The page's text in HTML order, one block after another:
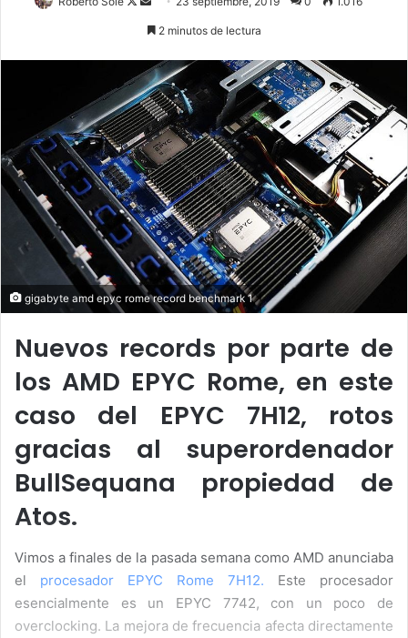
o
w
o
n
X
e
d
a
n
e
m
a
i
l
2 minutos de lectura
gigabyte amd epyc rome record benchmark 1
Nuevos records por parte de
los AMD EPYC Rome, en este
caso del EPYC 7H12, rotos
gracias al superordenador
BullSequana propiedad de
Atos.
Vimos a finales de la pasada semana como AMD anunciaba
el procesador EPYC Rome 7H12. Este procesador
esencialmente es un EPYC 7742, con un poco de
overclocking. La mejora de frecuencia afecta directamente